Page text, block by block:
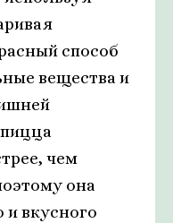
способ
вещества и
чем
она
и вкусного